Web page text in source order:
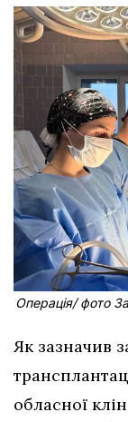
Операція/ фото
Як зазначив
обласної